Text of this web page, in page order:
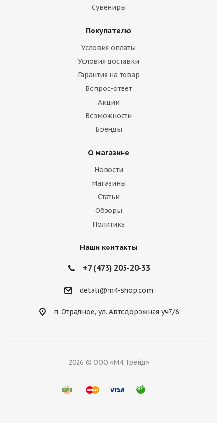
Сувениры
Покупателю
Условия оплаты
Условия доставки
Гарантия на товар
Вопрос-ответ
Акции
Возможности
Бренды
О магазине
Новости
Магазины
Статьи
Обзоры
Политика
Наши контакты
+7 (473) 205-20-33
detali@m4-shop.com
п. Отрадное, ул. Автодорожная уч7/6
2026 © ООО «М4 Трейд»